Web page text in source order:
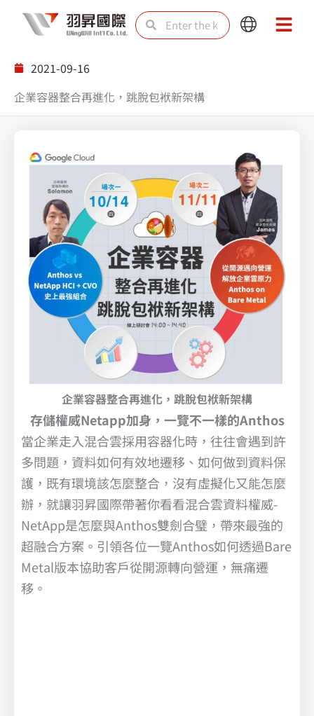
SearchSearch
Main
Main
2021-09-16
企業容器整合再進化，跳脫包袱新架構
企業容器整合再進化，跳脫包袱新架構
存儲權威Netapp加身，一覽不一樣的Anthos
當企業走入混合雲採用容器化時，往往會遇到許
多問題，資料如何有效地遷移、如何做到資料保
護，既有環境該怎麼整合，沒有虛擬化又能怎麼
辦，就讓羽昇國際帶著你看看混合雲資料權威-
NetApp是怎麼與Anthos雙劍合璧，帶來最強的
超融合方案。引領各位一覽Anthos如何透過Bare
Metal版本協助客戶從開源轉向營運，無痛遷
移。